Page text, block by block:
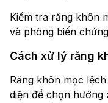
Kiểm tra răng khôn
và phòng biến
Cách xử lý răng
Răng khôn mọc
diện để chọn